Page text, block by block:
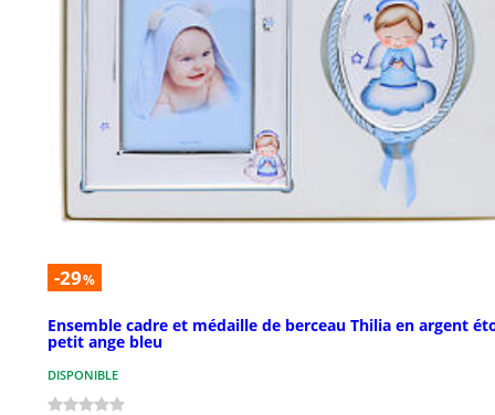
-29%
Ensemble cadre et médaille de berceau Thilia en argent
petit ange bleu
DISPONIBLE